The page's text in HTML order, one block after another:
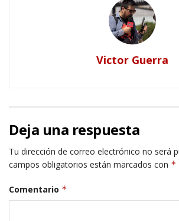
Victor Guerra
Deja una respuesta
Tu dirección de correo electrónico no será
campos obligatorios están marcados con *
Comentario *